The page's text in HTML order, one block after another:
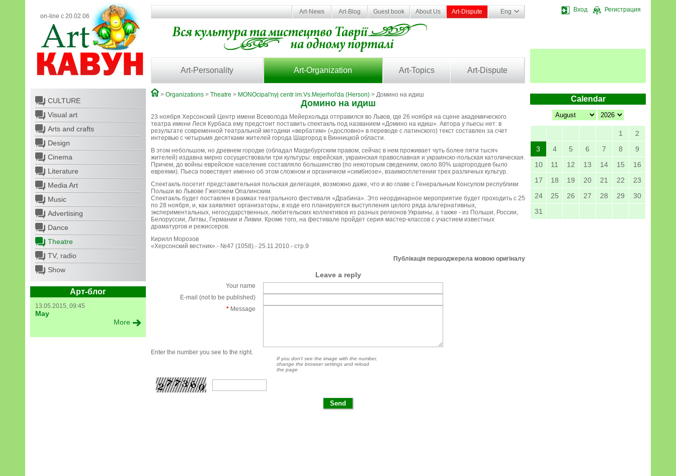
on-line с 20.02.06
Вход Регистрация
Art-News Art-Blog Guest book About Us Art-Dispute Eng
Art-Personality Art-Organization Art-Topics Art-Dispute
CULTURE
Visual art
Arts and crafts
Design
Cinema
Literature
Media Art
Music
Advertising
Dance
Theatre
TV, radio
Show
Арт-блог
13.05.2015, 09:45
May
More
Calendar
1
2
3
4 5 6 7 8
9
10
11 12 13 14 15
16
17
18 19 20 21 22
23
24
25 26 27 28 29
30
31
> Organizations > Theatre > MONOcipal'nyj centr im.Vs.Mejerhol'da (Herson) > Домино на идиш
Домино на идиш
23 ноября Херсонский Центр имени Всеволода Мейерхольда отправился во Львов, где 26 ноября на сцене академического
театра имени Леся Курбаса ему предстоит поставить спектакль под названием «Домино на идиш». Автора у пьесы нет: в
результате современной театральной методики «вербатим» («дословно» в переводе с латинского) текст составлен за счет
интервью с четырьмя десятками жителей города Шаргород в Винницкой области.
В этом небольшом, но древнем городке (обладал Магдебургским правом, сейчас в нем проживает чуть более пяти тысяч
жителей) издавна мирно сосуществовали три культуры: еврейская, украинская православная и украинско-польская католическая.
Причем, до войны еврейское население составляло большинство (по некоторым сведениям, около 80% шаргородцев было
евреями). Пьеса повествует именно об этом сложном и органичном «симбиозе», взаимосплетении трех различных культур.
Спектакль посетит представительная польская делегация, возможно даже, что и во главе с Генеральным Консулом республики
Польши во Львове Гжегожем Опалинским.
Спектакль будет поставлен в рамках театрального фестиваля «Драбина». Это неординарное мероприятие будет проходить с 25
по 28 ноября, и, как заявляют организаторы, в ходе его планируются выступления целого ряда альтернативных,
экспериментальных, негосударственных, любительских коллективов из разных регионов Украины, а также - из Польши, России,
Белоруссии, Литвы, Германии и Ливии. Кроме того, на фестивале пройдет серия мастер-классов с участием известных
драматургов и режиссеров.
Кирилл Морозов
«Херсонский вестник».- №47 (1058).- 25.11.2010.- стр.9
Публікація першоджерела мовою оригіналу
Leave a reply
Your name
E-mail (not to be published)
* Message
Enter the number you see to the right.
If you don't see the image with the number,
change the browser settings and reload
the page